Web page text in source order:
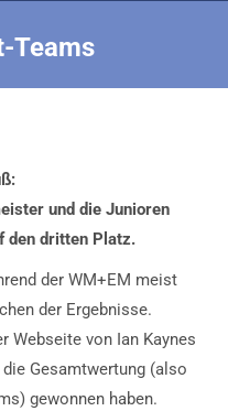
Teams
und die Junioren
den dritten Platz.
der WM+EM meist
der Ergebnisse.
von Ian Kaynes
Gesamtwertung (also
gewonnen haben.